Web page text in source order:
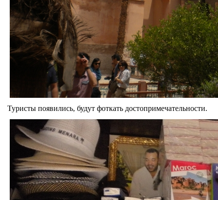
Туристы появились, будут фоткать достопримечательности.